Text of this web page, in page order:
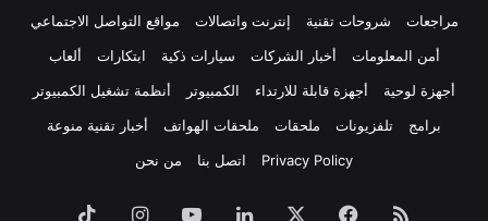
مراجعات
شروحات تقنية إنترنت واتصالات
مواقع التواصل الاجتماعي
أمن المعلومات
أخبار الشركات سيارات ذكية ابتكارات
ألعاب
أجهزة لوحية
أجهزة قابلة للارتداء الكمبيوتر
أنظمة تشغيل الكمبيوتر
برامج
تلفزيونات ملحقات ملحقات الهواتف
أخبار تقنية منوعة
Privacy Policy
اتصل بنا من نحن
ملخصفيسبوك لينكدإن‫YouTubeانستقرام